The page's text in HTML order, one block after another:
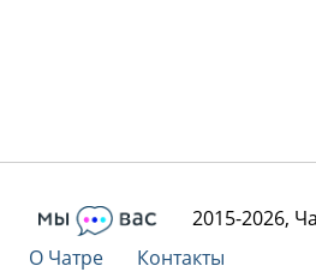
2015-2026,
О Чатре
Контакты